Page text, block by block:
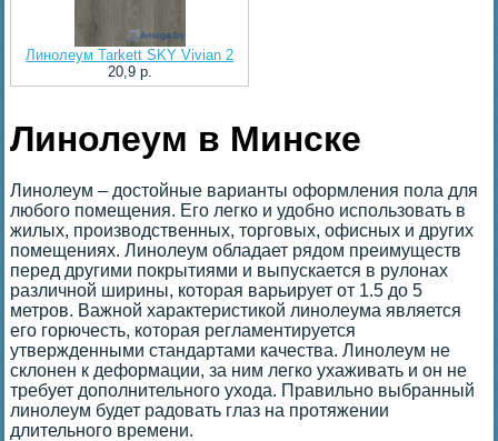
Линолеум Tarkett SKY Vivian 2
20,9 p.
Линолеум в Минске
Линолеум – достойные варианты оформления пола для
любого помещения. Его легко и удобно использовать в
жилых, производственных, торговых, офисных и других
помещениях. Линолеум обладает рядом преимуществ
перед другими покрытиями и выпускается в рулонах
различной ширины, которая варьирует от 1.5 до 5
метров. Важной характеристикой линолеума является
его горючесть, которая регламентируется
утвержденными стандартами качества. Линолеум не
склонен к деформации, за ним легко ухаживать и он не
требует дополнительного ухода. Правильно выбранный
линолеум будет радовать глаз на протяжении
длительного времени.